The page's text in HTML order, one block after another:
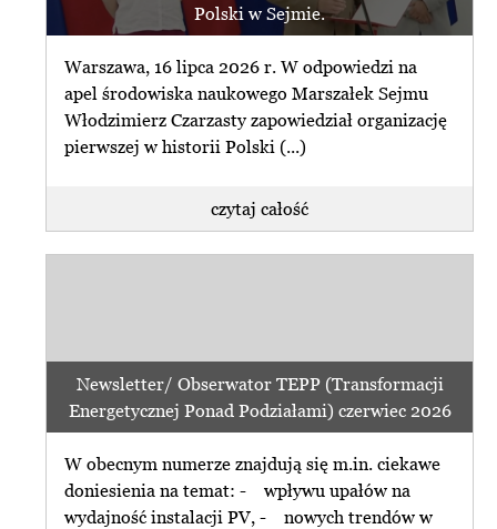
Polski w Sejmie.
Warszawa, 16 lipca 2026 r. W odpowiedzi na
apel środowiska naukowego Marszałek Sejmu
Włodzimierz Czarzasty zapowiedział organizację
pierwszej w historii Polski (...)
czytaj całość
Newsletter/ Obserwator TEPP (Transformacji
Energetycznej Ponad Podziałami) czerwiec 2026
W obecnym numerze znajdują się m.in. ciekawe
doniesienia na temat: - wpływu upałów na
wydajność instalacji PV, - nowych trendów w